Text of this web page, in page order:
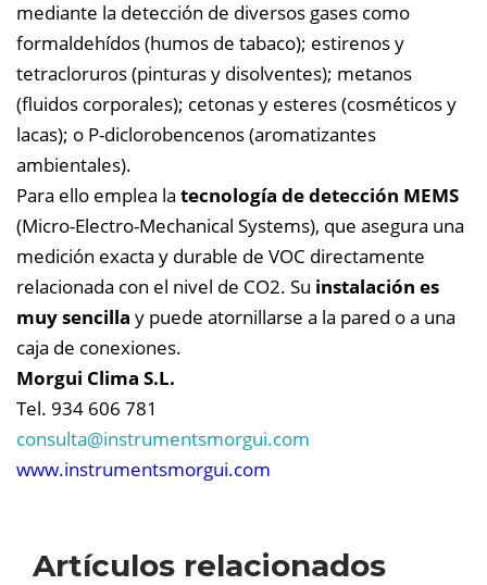
mediante la detección de diversos gases como
formaldehídos (humos de tabaco); estirenos y
tetracloruros (pinturas y disolventes); metanos
(fluidos corporales); cetonas y esteres (cosméticos y
lacas); o P-diclorobencenos (aromatizantes
ambientales).
Para ello emplea la tecnología de detección MEMS
(Micro-Electro-Mechanical Systems), que asegura una
medición exacta y durable de VOC directamente
relacionada con el nivel de CO2. Su instalación es
muy sencilla y puede atornillarse a la pared o a una
caja de conexiones.
Morgui Clima S.L.
Tel. 934 606 781
consulta@instrumentsmorgui.com
www.instrumentsmorgui.com
Artículos relacionados